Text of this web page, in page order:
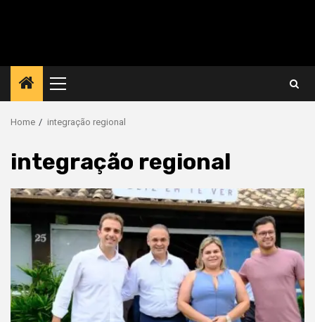
Primary
Menu
Home integração regional
integração regional